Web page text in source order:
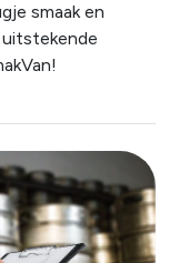
smaak en